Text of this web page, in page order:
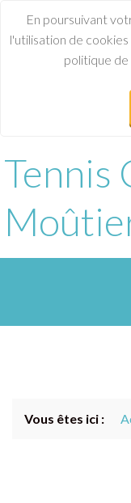
En poursuivant
l'utilisation de
politique
Tennis
NOTRE CLUB
Vous êtes ici :